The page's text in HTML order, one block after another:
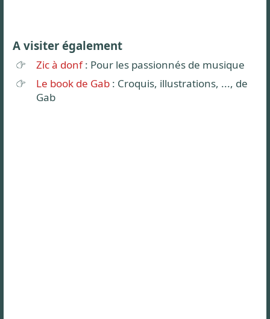
A visiter également
Zic à donf: Pour les passionnés de musique
Le book de Gab : Croquis, illustrations, ..., de
Gab